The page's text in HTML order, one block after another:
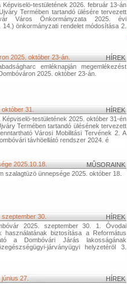
testületének 2026. február 13-án
Termében tartandó ülésére tervezett
Város Önkormányzata 2025. évi
önkormányzati rendelet módosítása 2.
HÍREK
2025. október 23-án.
emléknapján megemlékezést
2025. október 23-án.
HÍREK
október 31.
testületének 2025. október 31-én
Termében tartandó ülésének tervezett
Városi Mobilitási Tervének 2. A
távhöellátó rendszer 2024. é
MÛSORAINK
2025.10.18.
szalagtüzö ünnepsége 2025. október 18.
HÍREK
30.
2025. szeptember 30. 1. Óvodai
használatának biztosítása a Református
a Dombóvári Járás lakosságának
járványügyi helyzetéröl 3.
HÍREK
27.